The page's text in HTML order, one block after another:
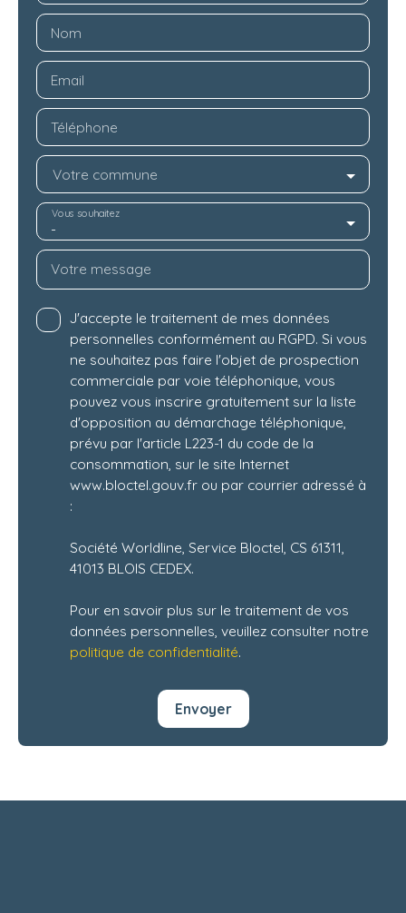
Nom
Email
Téléphone
Votre commune
-
Vous souhaitez
Votre message
J'accepte le traitement de mes données
personnelles conformément au RGPD. Si vous
ne souhaitez pas faire l'objet de prospection
commerciale par voie téléphonique, vous
pouvez vous inscrire gratuitement sur la liste
d'opposition au démarchage téléphonique,
prévu par l'article L223-1 du code de la
consommation, sur le site Internet
www.bloctel.gouv.fr ou par courrier adressé à
:
Société Worldline, Service Bloctel, CS 61311,
41013 BLOIS CEDEX.
Pour en savoir plus sur le traitement de vos
données personnelles, veuillez consulter notre
politique de confidentialité.
Envoyer